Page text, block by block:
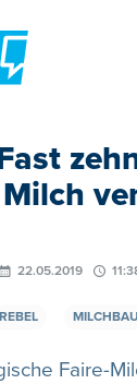
22.05.2019
Faire-